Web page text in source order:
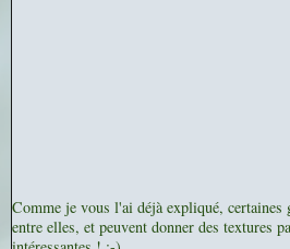
Comme je vous l'ai déjà expliqué, certaines
entre elles, et peuvent donner des textures